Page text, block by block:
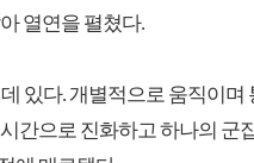
열연을 펼쳤다.
있다. 개별적으로 움직이
간으로 진화하고 하나의 군